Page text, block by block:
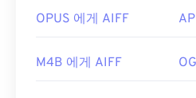
https://www.lifewire.com/
최초 출시:1988
https://en.wikipedia.org/
OPUS 에게 AIFF
M4B 에게 AIFF